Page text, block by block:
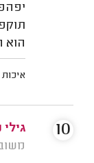
הוא
איכות
משוב: 09/07/
10